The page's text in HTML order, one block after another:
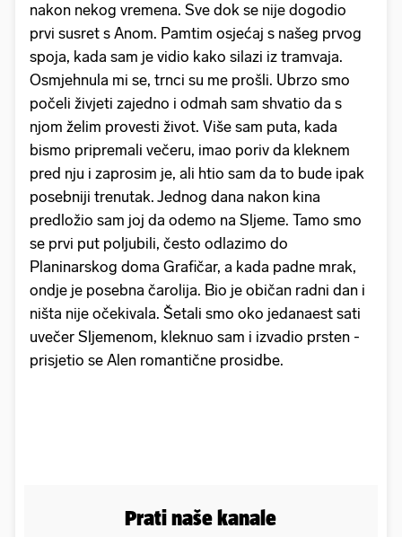
nakon nekog vremena. Sve dok se nije dogodio
prvi susret s Anom. Pamtim osjećaj s našeg prvog
spoja, kada sam je vidio kako silazi iz tramvaja.
Osmjehnula mi se, trnci su me prošli. Ubrzo smo
počeli živjeti zajedno i odmah sam shvatio da s
njom želim provesti život. Više sam puta, kada
bismo pripremali večeru, imao poriv da kleknem
pred nju i zaprosim je, ali htio sam da to bude ipak
posebniji trenutak. Jednog dana nakon kina
predložio sam joj da odemo na Sljeme. Tamo smo
se prvi put poljubili, često odlazimo do
Planinarskog doma Grafičar, a kada padne mrak,
ondje je posebna čarolija. Bio je običan radni dan i
ništa nije očekivala. Šetali smo oko jedanaest sati
uvečer Sljemenom, kleknuo sam i izvadio prsten -
prisjetio se Alen romantične prosidbe.
Prati naše kanale